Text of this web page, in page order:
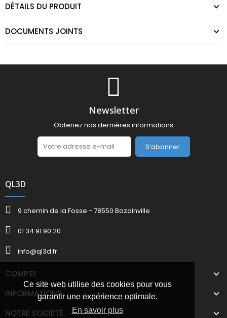
Ce site web utilise des cookies pour vous
garantir une expérience optimale.
En savoir plus
DÉTAILS DU PRODUIT
DOCUMENTS JOINTS
Newsletter
Obtenez nos dernières informations
S’abonner
QL3D
9 chemin de la Fosse - 78550 Bazainville
01 34 91 90 20
info@ql3d.fr
COMPTE
INFORMATIONS
NOTRE SOCIÉTÉ